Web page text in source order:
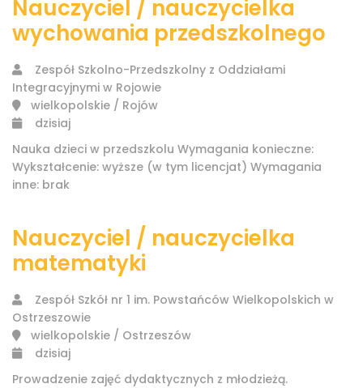
Nauczyciel / nauczycielka
wychowania przedszkolnego
Zespół Szkolno-Przedszkolny z Oddziałami
Integracyjnymi w Rojowie
wielkopolskie / Rojów
dzisiaj
Nauka dzieci w przedszkolu Wymagania konieczne:
Wykształcenie: wyższe (w tym licencjat) Wymagania
inne: brak
Nauczyciel / nauczycielka
matematyki
Zespół Szkół nr 1 im. Powstańców Wielkopolskich w
Ostrzeszowie
wielkopolskie / Ostrzeszów
dzisiaj
Prowadzenie zajęć dydaktycznych z młodzieżą.